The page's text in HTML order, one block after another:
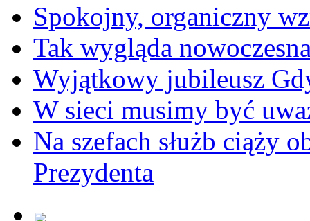
Spokojny, organiczny
Tak wygląda
Wyjątkowy jubileusz
W sieci musimy być
Na szefach służb ciąży
Prezydenta